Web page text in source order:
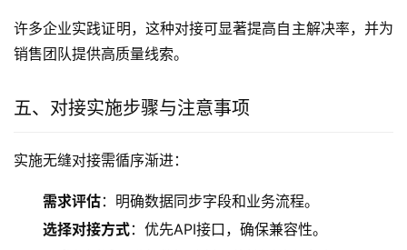
许多企业实践证明，这种对接可显著提高自主解决率，并为
销售团队提供高质量线索。
五、对接实施步骤与注意事项
实施无缝对接需循序渐进：
需求评估：明确数据同步字段和业务流程。
选择对接方式：优先API接口，确保兼容性。